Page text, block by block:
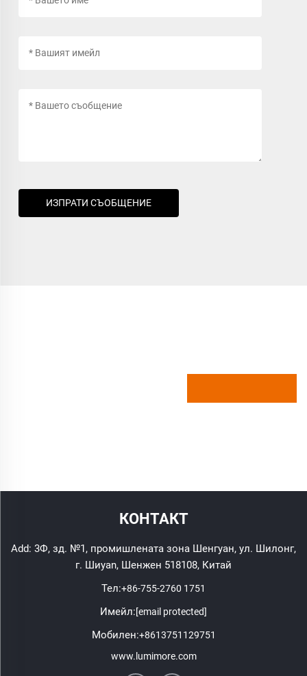
ИЗПРАТИ СЪОБЩЕНИЕ
КОНТАКТ
Add: 3Ф, зд. №1, промишлената зона Шенгуан, ул. Шилонг,
г. Шиyan, Шенжен 518108, Китай
Тел:+86-755-2760 1751
Имейл:[email protected]
Мобилен:+8613751129751
www.lumimore.com